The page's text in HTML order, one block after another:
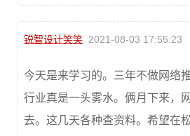
锐智设计笑笑 2021-08-03 17:55:23
今天是来学习的。三年不做网络
行业真是一头雾水。俩月下来，
去。这几天各种查资料。希望在